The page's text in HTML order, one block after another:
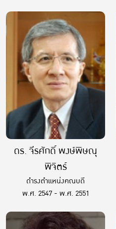
ดร. จีรศักดิ์ พงษ์พิษณุ
พิจิตร์
ดำรงตำแหน่งคณบดี
พ.ศ. 2547 - พ.ศ. 2551